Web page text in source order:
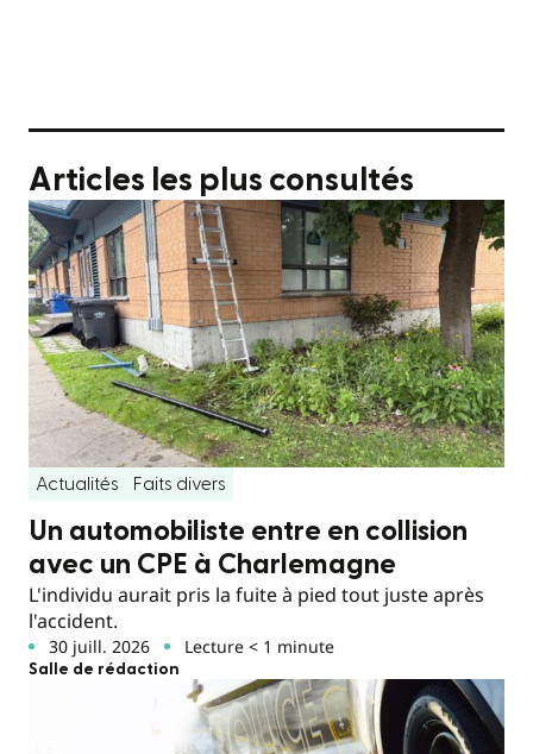
Articles les plus consultés
Actualités Faits divers
Un automobiliste entre en collision
avec un CPE à Charlemagne
L'individu aurait pris la fuite à pied tout juste après
l'accident.
30 juill. 2026 Lecture < 1 minute
Salle de rédaction